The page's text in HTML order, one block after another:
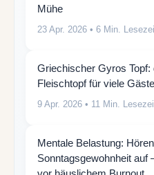
Mühe
23 Apr. 2026 • 6 Min.
Griechischer Gyros Topf:
Fleischtopf für viele Gäste
9 Apr. 2026 • 11 Min.
Mentale Belastung:
Sonntagsgewohnheit auf